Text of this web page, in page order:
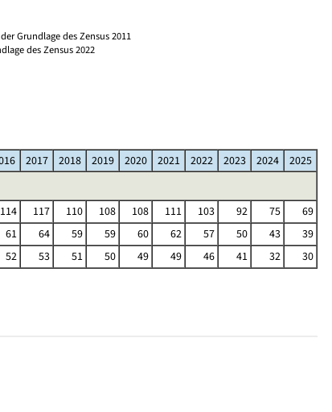
Grundlage des Zensus 2011
des Zensus 2022
2017 2018 2019 2020 2021 2022 2023 2024 2025
114 117 110 108 108 111 103 92 75
69
61 64 59 59 60 62 57 50 43
39
52 53 51 50 49 49 46 41 32 30